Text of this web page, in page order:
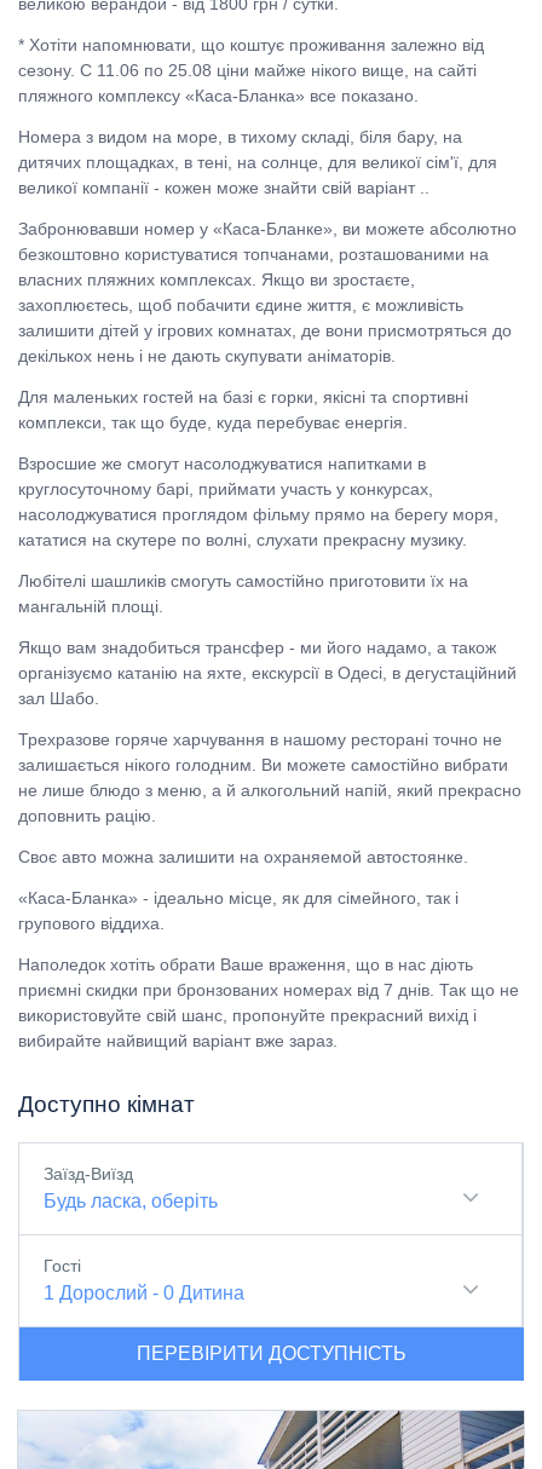
* Хотіти напомнювати, що коштує проживання залежно від
сезону. С 11.06 по 25.08 ціни майже нікого вище, на сайті
пляжного комплексу «Каса-Бланка» все показано.
Номера з видом на море, в тихому складі, біля бару, на
дитячих площадках, в тені, на солнце, для великої сім'ї, для
великої компанії - кожен може знайти свій варіант ..
Забронювавши номер у «Каса-Бланке», ви можете абсолютно
безкоштовно користуватися топчанами, розташованими на
власних пляжних комплексах. Якщо ви зростаєте,
захоплюєтесь, щоб побачити єдине життя, є можливість
залишити дітей у ігрових комнатах, де вони присмотряться до
декількох нень і не дають скупувати аніматорів.
Для маленьких гостей на базі є горки, якісні та спортивні
комплекси, так що буде, куда перебуває енергія.
Взросшие же смогут насолоджуватися напитками в
круглосуточному барі, приймати участь у конкурсах,
насолоджуватися проглядом фільму прямо на берегу моря,
кататися на скутере по волні, слухати прекрасну музику.
Любітелі шашликів смогуть самостійно приготовити їх на
мангальній площі.
Якщо вам знадобиться трансфер - ми його надамо, а також
організуємо катанію на яхте, екскурсії в Одесі, в дегустаційний
зал Шабо.
Трехразове горяче харчування в нашому ресторані точно не
залишається нікого голодним. Ви можете самостійно вибрати
не лише блюдо з меню, а й алкогольний напій, який прекрасно
доповнить рацію.
Своє авто можна залишити на охраняемой автостоянке.
«Каса-Бланка» - ідеально місце, як для сімейного, так і
групового віддиха.
Наполедок хотіть обрати Ваше враження, що в нас діють
приємні скидки при бронзованих номерах від 7 днів. Так що не
використовуйте свій шанс, пропонуйте прекрасний вихід і
вибирайте найвищий варіант вже зараз.
Доступно кімнат
Заїзд-Виїзд
Будь ласка, оберіть
Гості
1 Дорослий - 0 Дитина
ПЕРЕВІРИТИ ДОСТУПНІСТЬ